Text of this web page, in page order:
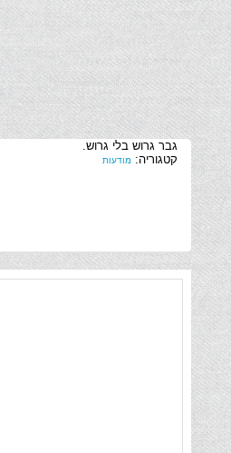
קטגוריה: מודעות